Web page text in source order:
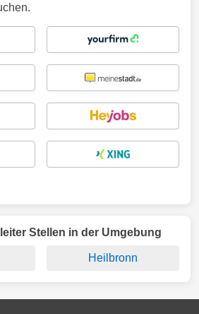
Stellen in der Umgebung
Heilbronn